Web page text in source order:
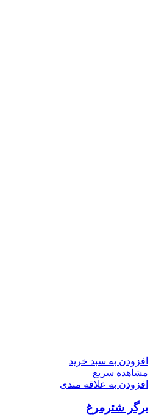
افزودن به سبد خرید
مشاهده سریع
افزودن به علاقه مندی
برگر شترمرغ